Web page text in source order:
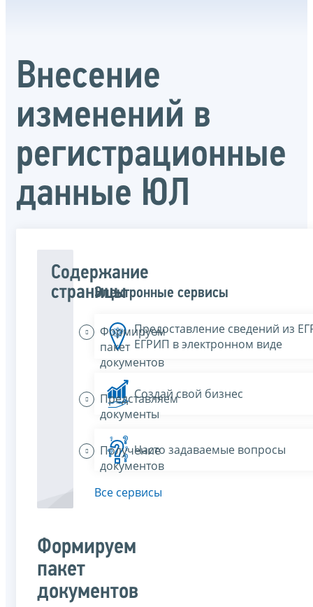
Внесение
изменений в
регистрационные
данные ЮЛ
Содержание
страницы
Формируем
пакет
документов
Представляем
документы
Получение
документов
Формируем
пакет
документов
Электронные сервисы
Предоставление сведений из
ЕГРИП в электронном виде
Создай свой бизнес
Часто задаваемые вопросы
Все сервисы